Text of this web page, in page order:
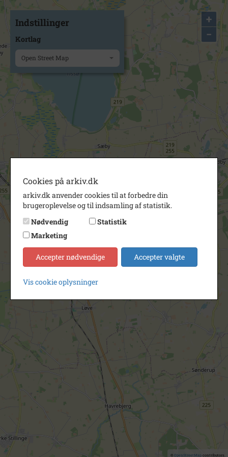
+
−
© OpenStreetMapcontributors.
Indstillinger
Kortlag
Open Street Map
Cookies på arkiv.dk
arkiv.dk anvender cookies til at forbedre din
brugeroplevelse og til indsamling af statistik.
Nødvendig
Statistik
Marketing
Accepter nødvendige Accepter valgte
Vis cookie oplysninger